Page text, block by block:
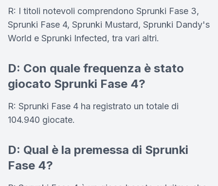
R: I titoli notevoli comprendono Sprunki Fase 3,
Sprunki Fase 4, Sprunki Mustard, Sprunki Dandy's
World e Sprunki Infected, tra vari altri.
D: Con quale frequenza è stato
giocato Sprunki Fase 4?
R: Sprunki Fase 4 ha registrato un totale di
104.940 giocate.
D: Qual è la premessa di Sprunki
Fase 4?